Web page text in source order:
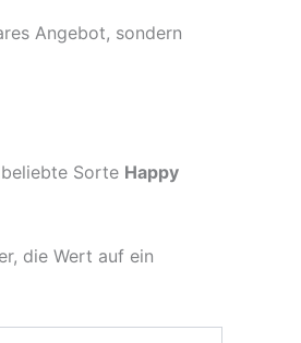
Angebot, sondern
Sorte Happy
die Wert auf ein